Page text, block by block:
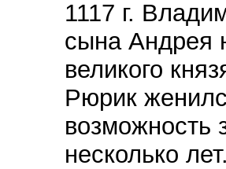
1117 г.
сына Андрея
великого
Рюрик
возможность
несколько